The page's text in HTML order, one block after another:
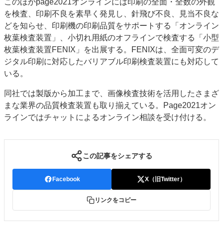
このほかpage2021オンラインには印刷の全面・全数の外観
を検査、印刷不良を素早く発見し、針飛び不良、見当不良な
どを知らせ、印刷機の印刷品質をサポートする「オンライン
枚葉検査装置」、小切れ用紙のオフラインで検査する「小型
枚葉検査装置FENIX」を出展する。FENIXは、全面可変のデ
ジタル印刷に対応したバリアブル印刷検査装置にも対応して
いる。
同社では製版から加工まで、画像検査技術を活用したさまざ
まな業界の品質検査装置も取り揃えている。Page2021オン
ラインではチャットによるオンライン相談を受け付ける。
この記事をシェアする
Facebook X（旧Twitter）
リンクをコピー